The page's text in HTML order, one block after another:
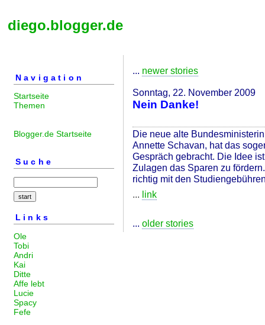
diego.blogger.de
Navigation
Startseite
Themen
Blogger.de Startseite
Suche
Links
Ole
Tobi
Andri
Kai
Ditte
Affe lebt
Lucie
Spacy
Fefe
... newer stories
Sonntag, 22. November 2009
Nein Danke!
Die neue alte
Annette Schavan, hat das
Gespräch gebracht. Die Idee
Zulagen das Sparen zu
richtig mit den
... link
... older stories